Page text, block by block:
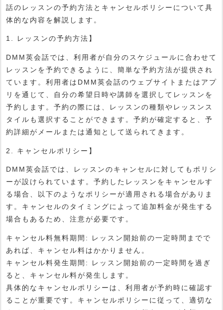
話のレッスンの予約方法とキャンセルポリシーについて具
体的な内容を解説します。
1. レッスンの予約方法】
DMM英会話では、利用者が自分のスケジュールに合わせて
レッスンを予約できるように、簡単な予約方法が提供され
ています。利用者はDMM英会話のウェブサイトまたはアプ
リを通じて、自分の希望日時や講師を選択してレッスンを
予約します。予約の際には、レッスンの種類やレッスンス
タイルも選択することができます。予約が確定すると、予
約詳細がメールまたは通知として送られてきます。
2. キャンセルポリシー】
DMM英会話では、レッスンのキャンセルに対してもポリシ
ーが設けられています。予約したレッスンをキャンセルす
る場合、以下のようなポリシーが適用される場合がありま
す。キャンセルのタイミングによって追加料金が発生する
場合もあるため、注意が必要です。
キャンセル料無料期間: レッスン開始前の一定時間までで
あれば、キャンセル料はかかりません。
キャンセル料発生期間: レッスン開始前の一定時間を過ぎ
ると、キャンセル料が発生します。
具体的なキャンセルポリシーは、利用者が予約時に確認す
ることが重要です。キャンセルポリシーに従って、適切な